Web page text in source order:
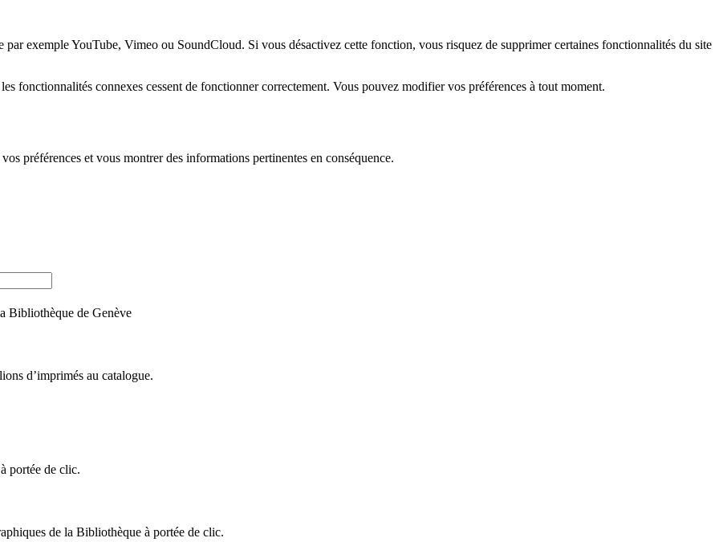
exemple YouTube, Vimeo ou SoundCloud. Si vous désactivez cette fonction, vous risquez de supprimer certaines fonctionnalités du site
fonctionnalités connexes cessent de fonctionner correctement. Vous pouvez modifier vos préférences à tout moment.
préférences et vous montrer des informations pertinentes en conséquence.
Bibliothèque de Genève
d’imprimés au catalogue.
portée de clic.
de la Bibliothèque à portée de clic.